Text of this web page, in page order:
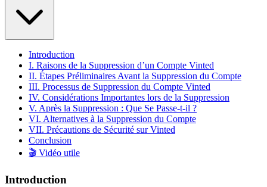
Introduction
I. Raisons de la Suppression d’un Compte Vinted
II. Étapes Préliminaires Avant la Suppression du Compte
III. Processus de Suppression du Compte Vinted
IV. Considérations Importantes lors de la Suppression
V. Après la Suppression : Que Se Passe-t-il ?
VI. Alternatives à la Suppression du Compte
VII. Précautions de Sécurité sur Vinted
Conclusion
🎬 Vidéo utile
Introduction